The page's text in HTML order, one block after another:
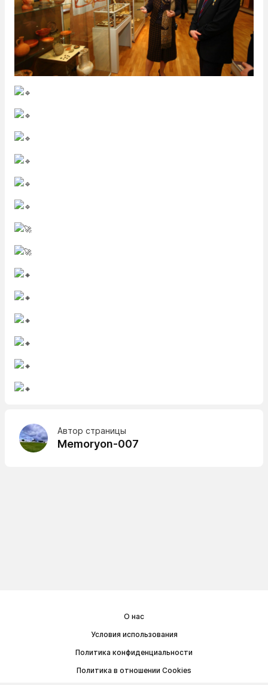
Автор страницы
Memoryon-007
О нас
Условия использования
Политика конфиденциальности
Политика в отношении Cookies